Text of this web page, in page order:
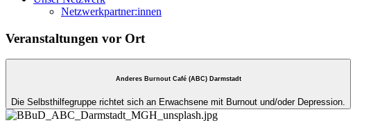
Netzwerkpartner:innen
Veranstaltungen vor Ort
Anderes Burnout Café (ABC) Darmstadt
Die Selbsthilfegruppe richtet sich an Erwachsene mit Burnout und/oder Depression.